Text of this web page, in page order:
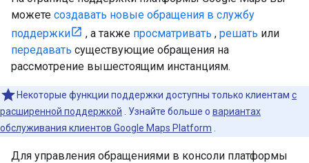
можете создавать новые обращения в службу
поддержки
, а также просматривать , решать или
передавать существующие обращения на
рассмотрение вышестоящим инстанциям.
Некоторые функции поддержки доступны только клиентам с
расширенной поддержкой . Узнайте больше о вариантах
обслуживания клиентов Google Maps Platform
Для управления обращениями в консоли платформы